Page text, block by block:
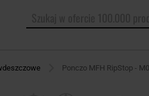
Ponczo MFH RipStop -